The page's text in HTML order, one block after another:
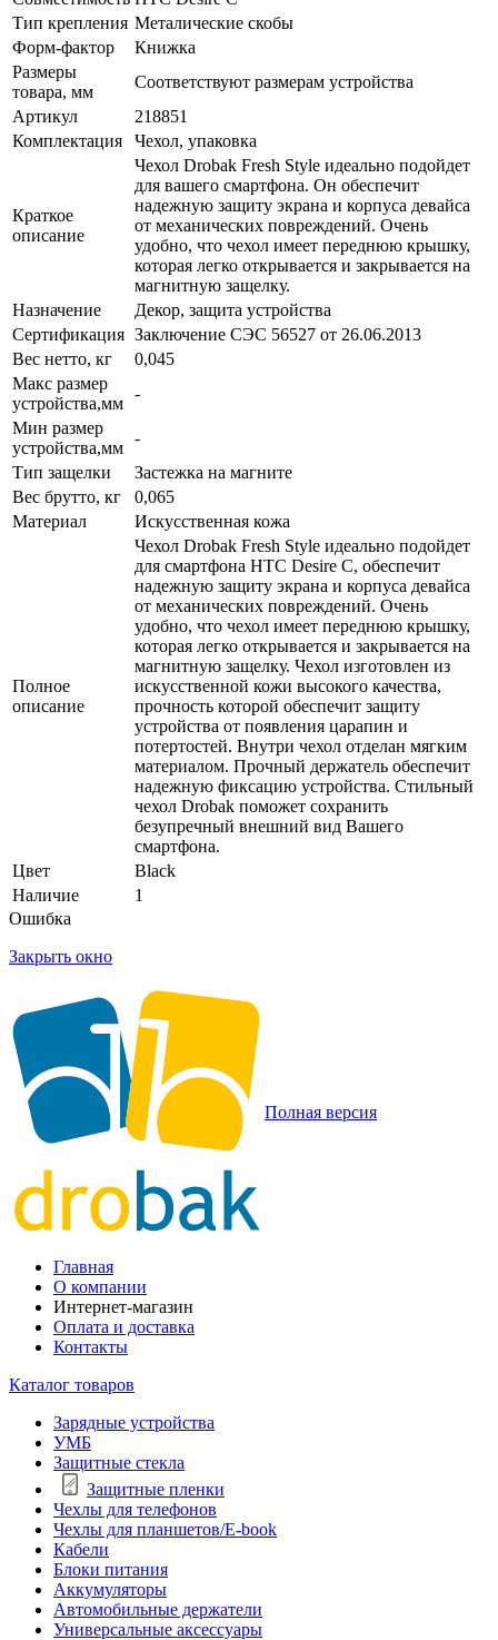
Тип крепления Металические скобы
Форм-фактор
Книжка
Размеры
товара, мм
Соответствуют размерам устройства
Артикул
218851
Комплектация
Чехол, упаковка
Краткое
описание
Чехол Drobak Fresh Style идеально подойдет
для вашего смартфона. Он обеспечит
надежную защиту экрана и корпуса девайса
от механических повреждений. Очень
удобно, что чехол имеет переднюю крышку,
которая легко открывается и закрывается на
магнитную защелку.
Назначение
Декор, защита устройства
Сертификация Заключение СЭС 56527 от 26.06.2013
Вес нетто, кг
0,045
Макс размер
устройства,мм
-
Мин размер
устройства,мм
-
Тип защелки
Застежка на магните
Вес брутто, кг
0,065
Материал
Искусственная кожа
Полное
описание
Чехол Drobak Fresh Style идеально подойдет
для смартфона HTC Desire C, обеспечит
надежную защиту экрана и корпуса девайса
от механических повреждений. Очень
удобно, что чехол имеет переднюю крышку,
которая легко открывается и закрывается на
магнитную защелку. Чехол изготовлен из
искусственной кожи высокого качества,
прочность которой обеспечит защиту
устройства от появления царапин и
потертостей. Внутри чехол отделан мягким
материалом. Прочный держатель обеспечит
надежную фиксацию устройства. Стильный
чехол Drobak поможет сохранить
безупречный внешний вид Вашего
смартфона.
Цвет
Black
Наличие
1
Ошибка
Закрыть окно
Полная версия
Главная
О компании
Интернет-магазин
Оплата и доставка
Контакты
Каталог товаров
Зарядные устройства
УМБ
Защитные стекла
Защитные пленки
Чехлы для телефонов
Чехлы для планшетов/E-book
Кабели
Блоки питания
Аккумуляторы
Автомобильные держатели
Универсальные аксессуары